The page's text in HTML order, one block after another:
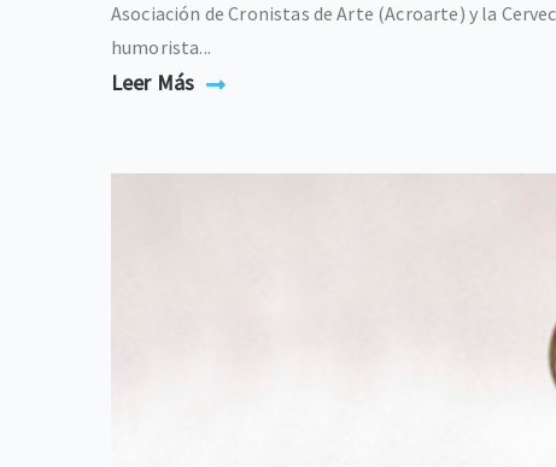
Asociación de Cronistas de Arte (Acroarte) y la
humorista...
Leer Más